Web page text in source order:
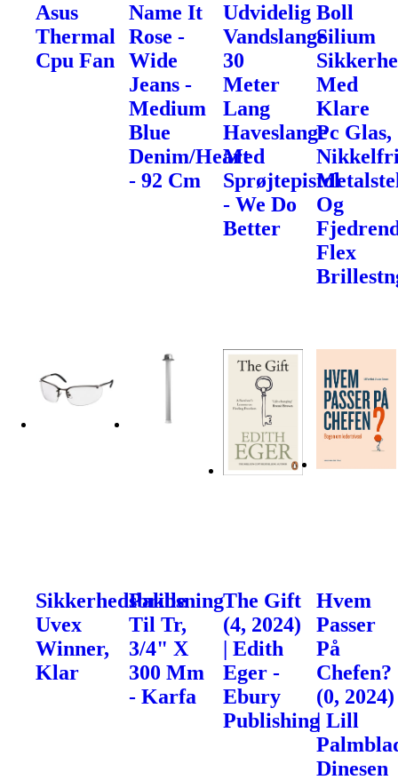
Asus
Thermal
Cpu Fan
Name It
Rose -
Wide
Jeans -
Medium
Blue
Denim/Heart
- 92 Cm
Udvidelig
Vandslange
30
Meter
Lang
Haveslange
Med
Sprøjtepistol
- We Do
Better
Boll
Silium
Med
Klare
Pc Glas,
Og
Flex
Sikkerhedsbrille
Uvex
Winner,
Klar
Pakbsning
Til Tr,
3/4" X
300 Mm
- Karfa
The Gift
(4, 2024)
| Edith
Eger -
Ebury
Publishing
Hvem
Passer
På
Chefen?
(0, 2024)
| Lill
Dinesen